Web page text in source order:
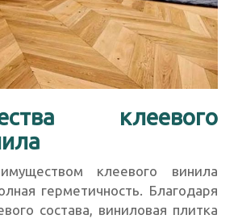
клеевого
клеевого винила
герметичность. Благодаря
состава, виниловая плитка